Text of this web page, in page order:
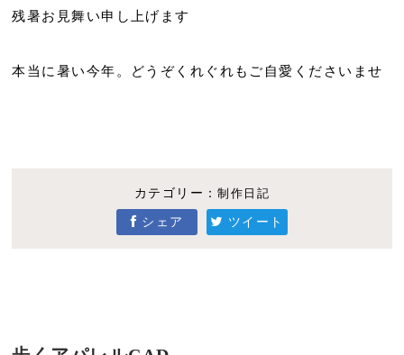
残暑お見舞い申し上げます
本当に暑い今年。どうぞくれぐれもご自愛くださいませ
カテゴリー：制作日記
シェア ツイート